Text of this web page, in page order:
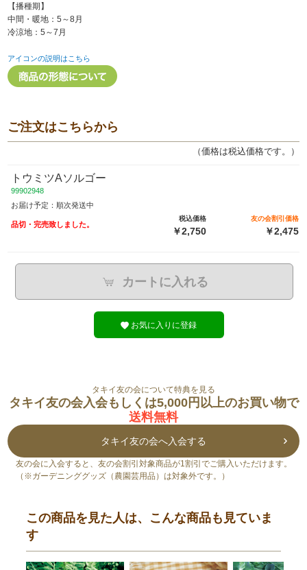
【播種期】
中間・暖地：5～8月
冷涼地：5～7月
アイコンの説明はこちら
ご注文はこちらから
（価格は税込価格です。）
トウミツAソルゴー
99902948
お届け予定：順次発送中
品切・完売致しました。
税込価格
￥2,750
友の会割引価格
￥2,475
カートに入れる
お気に入りに登録
タキイ友の会について特典を見る
タキイ友の会入会もしくは5,000円以上のお買い物で
送料無料
タキイ友の会へ入会する
友の会に入会すると、友の会割引対象商品が1割引でご購入いただけます。
（※ガーデニンググッズ（農園芸用品）は対象外です。）
この商品を見た人は、こんな商品も見ていま
す